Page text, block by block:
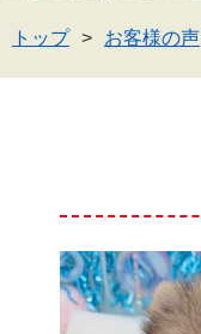
トップ お客様の声